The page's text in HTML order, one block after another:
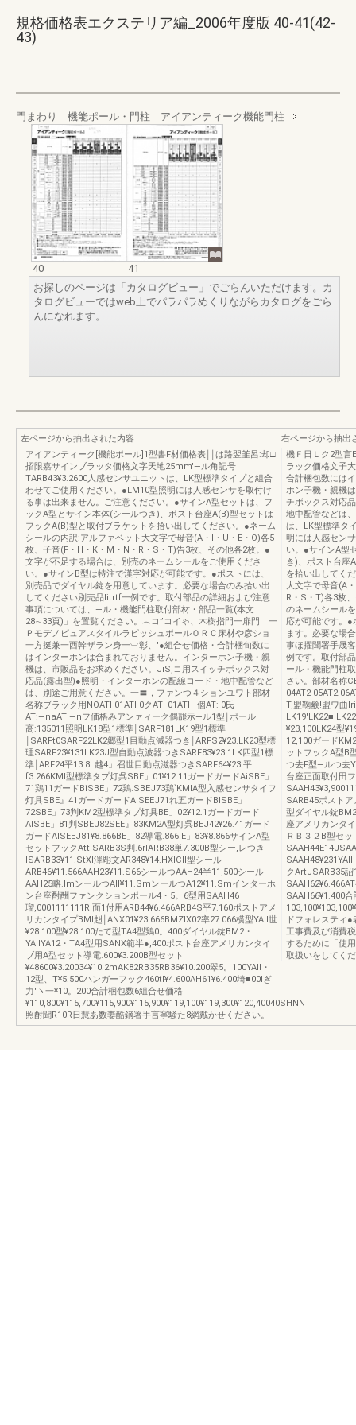
規格価格表エクステリア編_2006年度版 40-41(42-
43)
門まわり 機能ポール・門柱 アイアンティーク機能門柱
40
41
お探しのページは「カタログビュー」でごらんいただけます。カ
タログビューではweb上でパラパラめくりながらカタログをごら
んになれます。
左ページから抽出された内容
アイアンティーク[機能ポール]1型書F材価格表￨￨は路翌韮呂:却□
招限嘉サインブラッタ価格文字天地25mm′―ル角記号
TARB43¥3.2600人感センサユニットは、LK型標準タイプと組合
わせてご使用ください。●LM10型照明には人感センサを取付け
る事は出来ません。ご注意ください。●サインA型セットは、フ
ックA型とサイン本体(シールつき)、ポスト台座A(B)型セットは
フックA(B)型と取付ブラケットを拾い出してください。●ネーム
シールの内訳:アルファベット大文字で母音(A・l・U・E・O)各5
枚、子音(F・H・K・M・N・R・S・T)告3枚、その他各2枚。●
文字が不足する場合は、別売のネームシールをご使用くださ
い。●サインB型は特注で漢字対応が可能です。●ポストには、
別売品でダイヤル錠を用意しています。必要な場合のみ拾い出
してください別売品litrtf一例です。取付部品の詳細および注意
事項については、―ル・機能門柱取付部材・部品一覧(本文
28∼33頁)」を置覧ください。︵コ”コイゃ、木樹指門一扉門 一
ＰモデノピュアスタイルラピッシュポールＯＲＣ床材や彦ショ
一方挺兼一西幹ザラン身一︺彰、′●組合せ価格・合計梱旬数に
はインターホンは合まれておりません。インターホン子機・親
機は、市販品をお求めください。JiS,コ用スイッチボックス対
応品(露出型)●照明・インターホンの配線コード・地中配管など
は、別途ご用意ください。一〓，ファンつ４ションユワト部材
名称ブラック用NOATl-01ATl-0クATl-01ATl―個AT:-0氏
AT:―naATl―nフ価格みアンァィーク偶罷示―ル1型￨ポール
高:135011照明LK18型1標準￨SARF181LK19型1標準
￨SARFt0SARF22LK2郷型1目動点減器つき￨ARFS2¥23.LK23型標
理SARF23¥131LK23J型自動点波器つきSARF83¥23.1LK四型1標
準￨ARF24平13.8L越4」召世目動点滋器つきSARF64¥23.平
f3.266KMl型標準タプ灯呉SBE」01¥12.11ガードガードAiSBE」
71鶏11ガードBiSBE」72鶏.SBEJ73鶏`KMlA型入感センサタイフ
灯具SBE』41ガードガードAISEEJ71れ五ガードBISBE」
72SBE」73判KM2型標準タプ灯具BE」02¥12.1ガードガード
AISBE」81判SBEJ82SEE』83KM2A型灯呉BEJ42¥26.41ガード
ガードAISEEJ81¥8.866BE」82導電.866!E」83¥8.866サインA型
セットフックAttiSARB3S判.6rlARB38単7.300B型シー,レつき
ISARB33¥11.StXl澤彫文AR348¥14.HXlCll型シール
ARB46¥11.566AAH23¥11.S66シールつAAH24半11,500シール
AAH25略.lmンールつAll¥11.SmンールつA12¥11.Smインターホ
ン台座酎酬ファンクションポール4・5。6型用SAAH46
瑠,0001111111Rl面1付用ARB44¥6.466ARB4S平7.160ポストアメ
リカンタイプBMl赳￨ANX01¥23.666BMZlX02率27.066横型YAll世
¥28.100型¥28.100たて型TA4型鶏0。400ダイヤル錠BM2・
YAllYA12・TA4型用SANX範半●,400ポスト台座アメリカンタイ
ブ用A型セット導電.600¥3.200B型セット
¥48600¥3.20034¥10.2mAK82RB35RB36¥10.200翠5。100YAll・
12型、T¥5.500ハンガーフック460tl¥4.600AH61¥6.400埼■00Iぎ
力′ヽ一¥10。200合計梱包数6組合せ価格
¥110,800¥115,700¥115,900¥115,900¥119,100¥119,300¥120,40040SHNN
照酎聞R10R日慧あ数妻酷鏑署手言寧騒た8網戴かせください。
右ページから抽出
機Ｆ日Ｌク2型言
ラック価格文子
合計梱包数には
ホン子機・親機
チボックス対応
地中配管などは
は、LK型標準タ
明には人感セン
い。●サインA型
き)、ポスト台座
を拾い出してく
大文字で母音(A
R・S・T)各3枚
のネームシール
応が可能です。
ます。必要な場
事ほ擢聞署手晟
例です。取付部
ール・機能門柱
さい。部材名称
04AT2-05AT2-
T,盟鞠鹸!盟ワ曲
¥23,100LK24型
12,100ガード
ットフックA型B
つ去F型―ルつ去
台座正面取付田
SARB45ポスト
型ダイヤル錠
座アメリカンタ
ＲＢ３２B型セ
クArtJSARB35
SAAH66¥1.400
ドフォレスティ
工事費及び消費
するために「使
取扱いをしてく